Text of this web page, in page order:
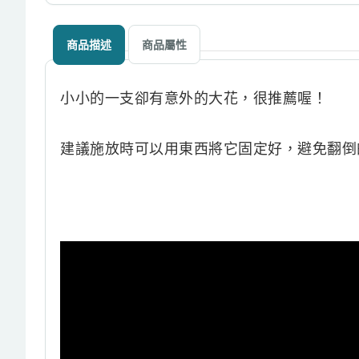
商品描述 商品屬性
小小的一支卻有意外的大花，很推薦喔！
建議施放時可以用東西將它固定好，避免翻